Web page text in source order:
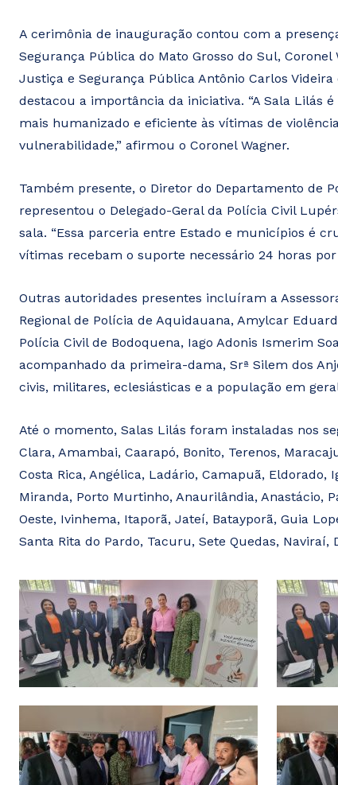
A cerimônia de inauguração contou com a
Segurança Pública do Mato Grosso do Sul,
Justiça e Segurança Pública Antônio Carlos
destacou a importância da iniciativa. “A Sala
mais humanizado e eficiente às vítimas de
vulnerabilidade,” afirmou o Coronel Wagner.
Também presente, o Diretor do Departamento de
representou o Delegado-Geral da Polícia Civil
sala. “Essa parceria entre Estado e municípios é
vítimas recebam o suporte necessário 24 horas
Outras autoridades presentes incluíram a
Regional de Polícia de Aquidauana, Amylcar
Polícia Civil de Bodoquena, Iago Adonis Ismerim
acompanhado da primeira-dama, Srª Silem dos
civis, militares, eclesiásticas e a população em
Até o momento, Salas Lilás foram instaladas nos
Clara, Amambai, Caarapó, Bonito, Terenos,
Costa Rica, Angélica, Ladário, Camapuã,
Miranda, Porto Murtinho, Anaurilândia, Anastácio,
Oeste, Ivinhema, Itaporã, Jateí, Batayporã, Guia
Santa Rita do Pardo, Tacuru, Sete Quedas, Naviraí,